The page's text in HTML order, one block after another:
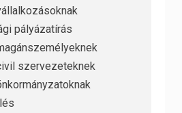
pályázatírás
szervezeteknek